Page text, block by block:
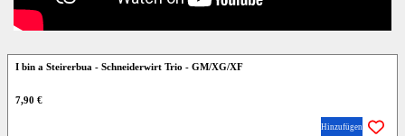
I bin a Steirerbua - Schneiderwirt Trio - GM/XG/XF
7,90 €
Hinzufügen